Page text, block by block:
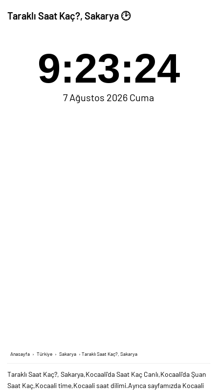
Taraklı Saat Kaç?, Sakarya 🕑
9:23:24
7 Ağustos 2026 Cuma
Anasayfa › Türkiye › Sakarya › Taraklı Saat Kaç?, Sakarya
Taraklı Saat Kaç?, Sakarya,Kocaali'da Saat Kaç Canlı,Kocaali'da Şuan
Saat Kaç,Kocaali time,Kocaali saat dilimi.Ayrıca sayfamızda Kocaali